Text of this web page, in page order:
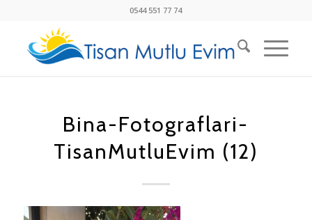
0544 551 77 74
Bina-Fotograflari-
TisanMutluEvim (12)